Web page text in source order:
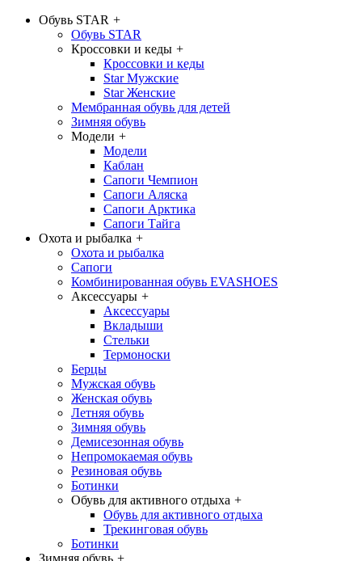
Обувь STAR +
Обувь STAR
Кроссовки и кеды +
Кроссовки и кеды
Star Мужские
Star Женские
Мембранная обувь для детей
Зимняя обувь
Модели +
Модели
Каблан
Сапоги Чемпион
Сапоги Аляска
Сапоги Арктика
Сапоги Тайга
Охота и рыбалка +
Охота и рыбалка
Сапоги
Комбинированная обувь EVASHOES
Аксессуары +
Аксессуары
Вкладыши
Стельки
Термоноски
Берцы
Мужская обувь
Женская обувь
Летняя обувь
Зимняя обувь
Демисезонная обувь
Непромокаемая обувь
Резиновая обувь
Ботинки
Обувь для активного отдыха +
Обувь для активного отдыха
Трекинговая обувь
Ботинки
Зимняя обувь +